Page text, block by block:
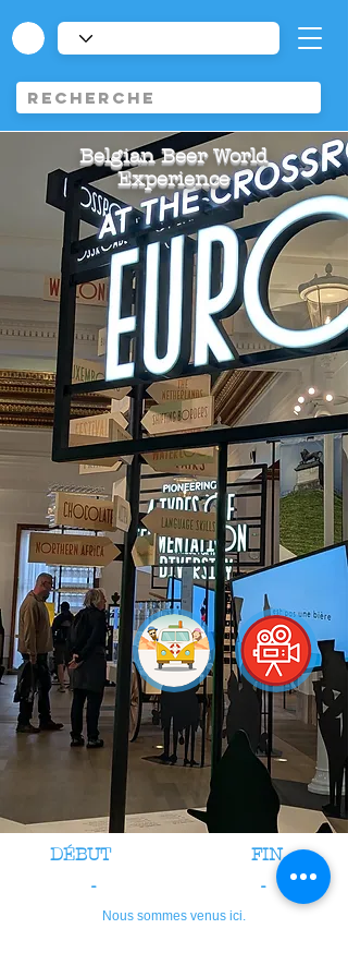
Belgian Beer World
Experience
DÉBUT
-
FIN
-
Nous sommes venus ici.